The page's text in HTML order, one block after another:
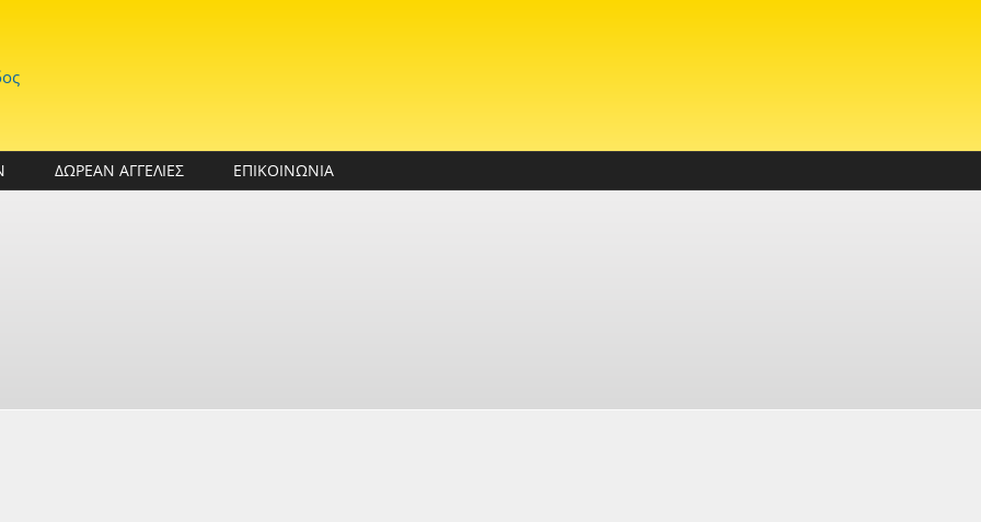
ΔΩΡΕΑΝ ΑΓΓΕΛΙΕΣ ΕΠΙΚΟΙΝΩΝΙΑ